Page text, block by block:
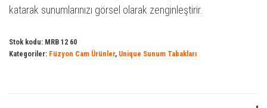
katarak sunumlarınızı görsel olarak zenginleştirir.
Stok kodu: MRB 12 60
Kategoriler: Füzyon Cam Ürünler, Unique Sunum Tabakları